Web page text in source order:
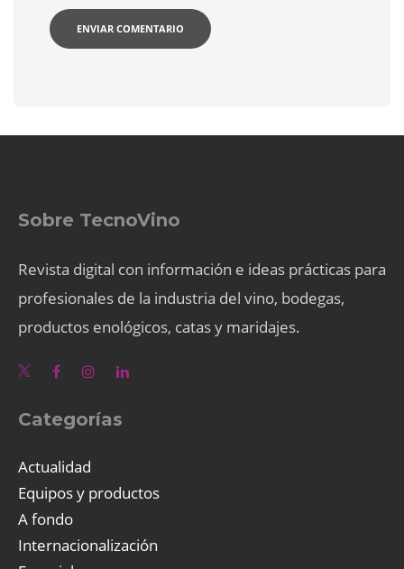
Sobre TecnoVino
Revista digital con información e ideas prácticas para
profesionales de la industria del vino, bodegas,
productos enológicos, catas y maridajes.
Categorías
Actualidad
Equipos y productos
A fondo
Internacionalización